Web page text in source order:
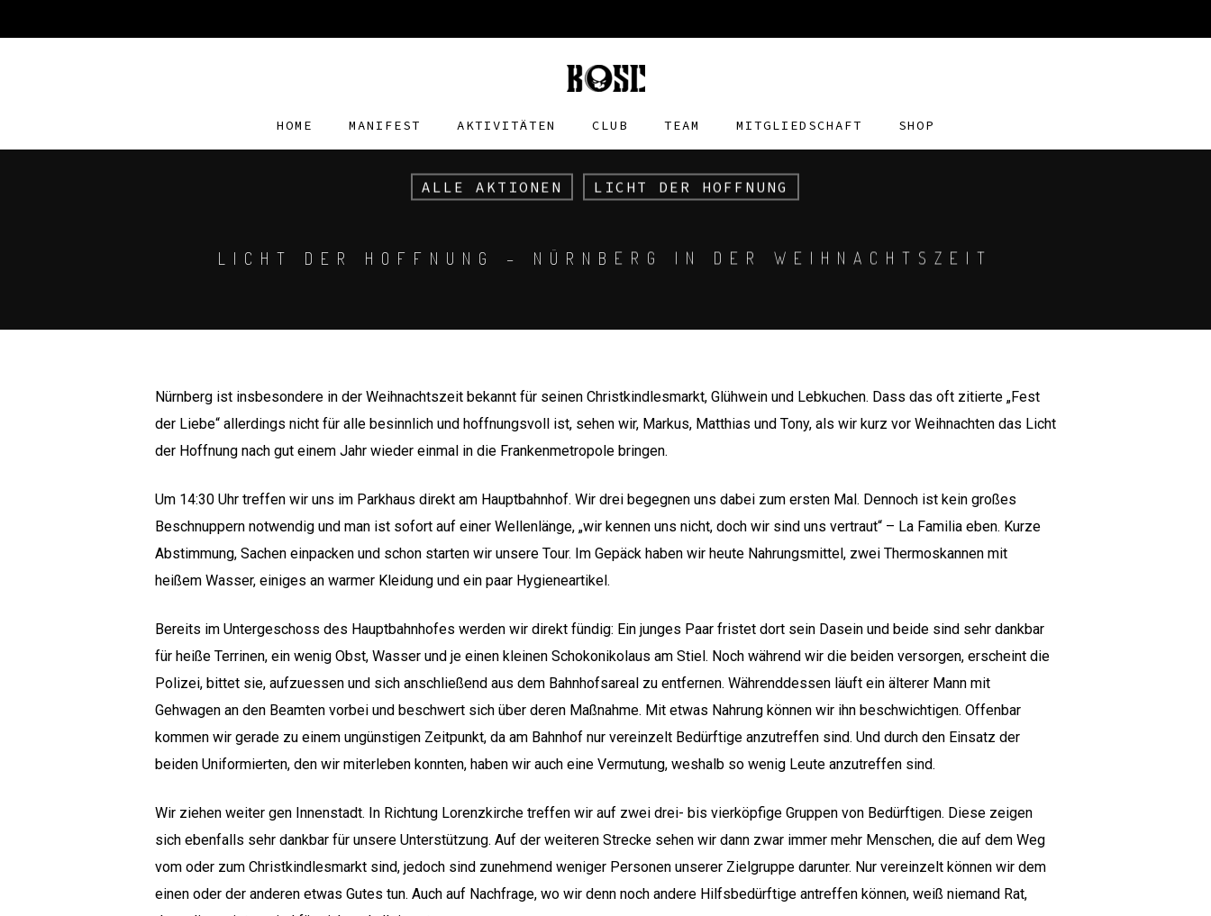
Hit enter to search or ESC to close
HOME MANIFEST AKTIVITÄTEN CLUB TEAM MITGLIEDSCHAFT SHOP
ALLE AKTIONEN LICHT DER HOFFNUNG
LICHT DER HOFFNUNG – NÜRNBERG IN DER WEIHNACHTSZEIT
Nürnberg ist insbesondere in der Weihnachtszeit bekannt für seinen Christkindlesmarkt, Glühwein und Lebkuchen. Dass das oft zitierte „Fest
der Liebe“ allerdings nicht für alle besinnlich und hoffnungsvoll ist, sehen wir, Markus, Matthias und Tony, als wir kurz vor Weihnachten das Licht
der Hoffnung nach gut einem Jahr wieder einmal in die Frankenmetropole bringen.
Um 14:30 Uhr treffen wir uns im Parkhaus direkt am Hauptbahnhof. Wir drei begegnen uns dabei zum ersten Mal. Dennoch ist kein großes
Beschnuppern notwendig und man ist sofort auf einer Wellenlänge, „wir kennen uns nicht, doch wir sind uns vertraut“ – La Familia eben. Kurze
Abstimmung, Sachen einpacken und schon starten wir unsere Tour. Im Gepäck haben wir heute Nahrungsmittel, zwei Thermoskannen mit
heißem Wasser, einiges an warmer Kleidung und ein paar Hygieneartikel.
Bereits im Untergeschoss des Hauptbahnhofes werden wir direkt fündig: Ein junges Paar fristet dort sein Dasein und beide sind sehr dankbar
für heiße Terrinen, ein wenig Obst, Wasser und je einen kleinen Schokonikolaus am Stiel. Noch während wir die beiden versorgen, erscheint die
Polizei, bittet sie, aufzuessen und sich anschließend aus dem Bahnhofsareal zu entfernen. Währenddessen läuft ein älterer Mann mit
Gehwagen an den Beamten vorbei und beschwert sich über deren Maßnahme. Mit etwas Nahrung können wir ihn beschwichtigen. Offenbar
kommen wir gerade zu einem ungünstigen Zeitpunkt, da am Bahnhof nur vereinzelt Bedürftige anzutreffen sind. Und durch den Einsatz der
beiden Uniformierten, den wir miterleben konnten, haben wir auch eine Vermutung, weshalb so wenig Leute anzutreffen sind.
Wir ziehen weiter gen Innenstadt. In Richtung Lorenzkirche treffen wir auf zwei drei- bis vierköpfige Gruppen von Bedürftigen. Diese zeigen
sich ebenfalls sehr dankbar für unsere Unterstützung. Auf der weiteren Strecke sehen wir dann zwar immer mehr Menschen, die auf dem Weg
vom oder zum Christkindlesmarkt sind, jedoch sind zunehmend weniger Personen unserer Zielgruppe darunter. Nur vereinzelt können wir dem
einen oder der anderen etwas Gutes tun. Auch auf Nachfrage, wo wir denn noch andere Hilfsbedürftige antreffen können, weiß niemand Rat,